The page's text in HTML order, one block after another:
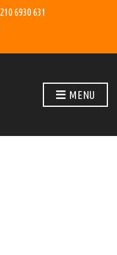
210 6930 631
MENU